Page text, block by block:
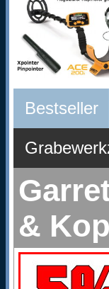
Bestseller
&